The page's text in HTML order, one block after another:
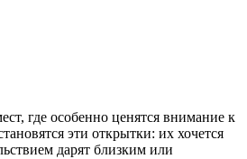
где особенно ценятся внимание к
эти открытки: их хочется
дарят близким или